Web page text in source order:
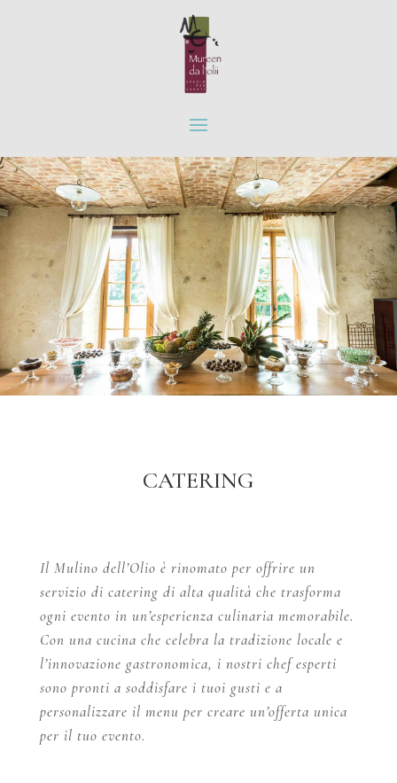
CATERING
Il Mulino dell’Olio è rinomato per offrire un
servizio di catering di alta qualità che trasforma
ogni evento in un’esperienza culinaria memorabile.
Con una cucina che celebra la tradizione locale e
l’innovazione gastronomica, i nostri chef esperti
sono pronti a soddisfare i tuoi gusti e a
personalizzare il menu per creare un’offerta unica
per il tuo evento.